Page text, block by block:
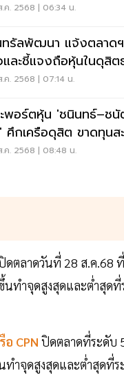
.ค.
ค. 2568 | 06:34 น.
ทรัลพัฒนา แจ้งตลาดฯ
และชี้แจงถือหุ้นในดุสิต
ค. 2568 | 07:14 น.
ะพอร์ตหุ้น 'ชนินทธ์–ชนั
ศึกเครือดุสิต ขาดทุนส
าน
ค. 2568 | 08:48 น.
ดตลาดวันที่ 28 ส.ค.68
ทำจุดสูงสุดและต่ำสุด
CPN ปิดตลาดที่ระดับ
ำจุดสูงสุดและต่ำสุดที่